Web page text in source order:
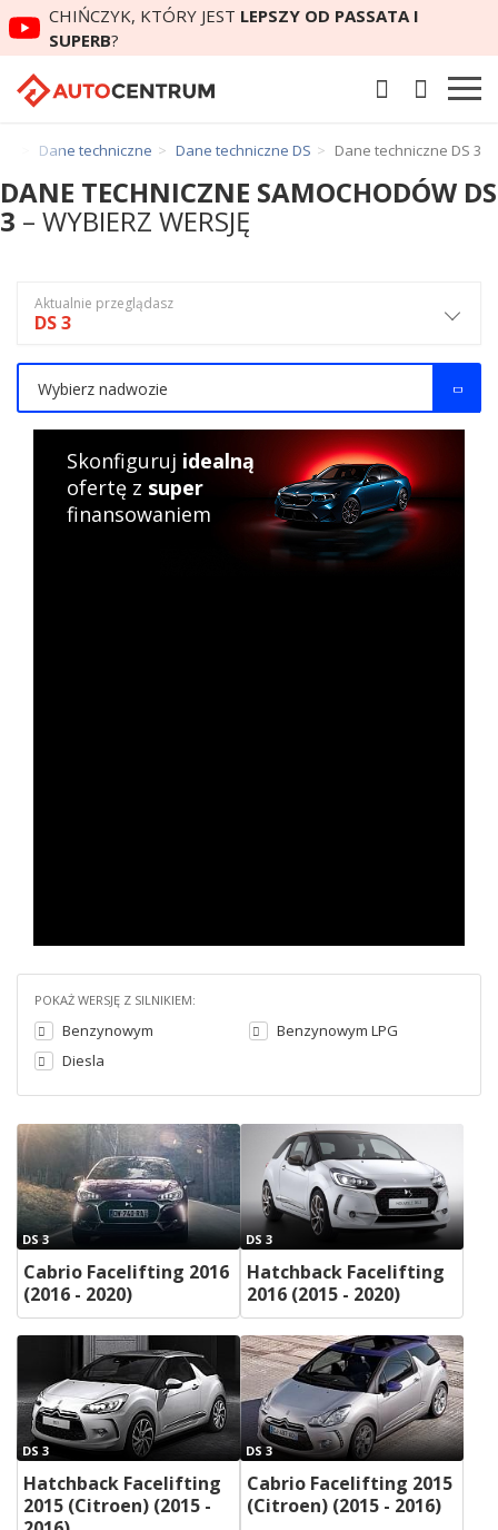
CHIŃCZYK, KTÓRY JEST LEPSZY OD PASSATA I
SUPERB?
Dane techniczne Dane techniczne DS Dane techniczne DS 3
DANE TECHNICZNE SAMOCHODÓW DS
3 – WYBIERZ WERSJĘ
POKAŻ WERSJĘ Z SILNIKIEM:
Benzynowym
Benzynowym LPG
Diesla
DS 3
Cabrio Facelifting 2016
(2016 - 2020)
DS 3
Hatchback Facelifting
2016 (2015 - 2020)
DS 3
Hatchback Facelifting
2015 (Citroen) (2015 -
DS 3
Cabrio Facelifting 2015
(Citroen) (2015 - 2016)
Aktualnie przeglądasz
DS 3
Wybierz nadwozie
Skonfiguruj idealną
ofertę z super
finansowaniem